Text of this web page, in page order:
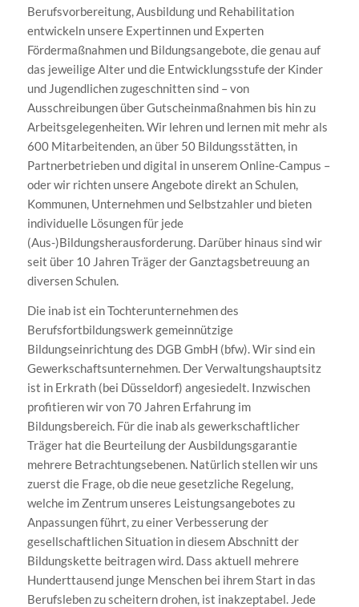
Berufsvorbereitung, Ausbildung und Rehabilitation
entwickeln unsere Expertinnen und Experten
Fördermaßnahmen und Bildungsangebote, die genau auf
das jeweilige Alter und die Entwicklungsstufe der Kinder
und Jugendlichen zugeschnitten sind – von
Ausschreibungen über Gutscheinmaßnahmen bis hin zu
Arbeitsgelegenheiten. Wir lehren und lernen mit mehr als
600 Mitarbeitenden, an über 50 Bildungsstätten, in
Partnerbetrieben und digital in unserem Online-Campus –
oder wir richten unsere Angebote direkt an Schulen,
Kommunen, Unternehmen und Selbstzahler und bieten
individuelle Lösungen für jede
(Aus-)Bildungsherausforderung. Darüber hinaus sind wir
seit über 10 Jahren Träger der Ganztagsbetreuung an
diversen Schulen.
Die inab ist ein Tochterunternehmen des
Berufsfortbildungswerk gemeinnützige
Bildungseinrichtung des DGB GmbH (bfw). Wir sind ein
Gewerkschaftsunternehmen. Der Verwaltungshauptsitz
ist in Erkrath (bei Düsseldorf) angesiedelt. Inzwischen
profitieren wir von 70 Jahren Erfahrung im
Bildungsbereich. Für die inab als gewerkschaftlicher
Träger hat die Beurteilung der Ausbildungsgarantie
mehrere Betrachtungsebenen. Natürlich stellen wir uns
zuerst die Frage, ob die neue gesetzliche Regelung,
welche im Zentrum unseres Leistungsangebotes zu
Anpassungen führt, zu einer Verbesserung der
gesellschaftlichen Situation in diesem Abschnitt der
Bildungskette beitragen wird. Dass aktuell mehrere
Hunderttausend junge Menschen bei ihrem Start in das
Berufsleben zu scheitern drohen, ist inakzeptabel. Jede